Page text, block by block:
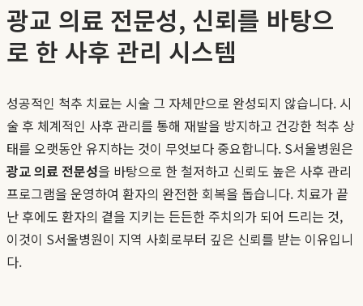
광교 의료 전문성, 신뢰를 바탕으
로 한 사후 관리 시스템
성공적인 척추 치료는 시술 그 자체만으로 완성되지 않습니다. 시
술 후 체계적인 사후 관리를 통해 재발을 방지하고 건강한 척추 상
태를 오랫동안 유지하는 것이 무엇보다 중요합니다. S서울병원은
광교 의료 전문성을 바탕으로 한 철저하고 신뢰도 높은 사후 관리
프로그램을 운영하여 환자의 완전한 회복을 돕습니다. 치료가 끝
난 후에도 환자의 곁을 지키는 든든한 주치의가 되어 드리는 것,
이것이 S서울병원이 지역 사회로부터 깊은 신뢰를 받는 이유입니
다.